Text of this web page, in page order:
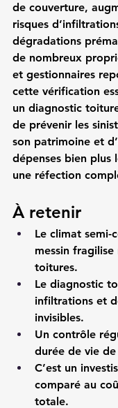
de couverture,
risques
dégradations
de nombreux
et gestionnaires
cette vérification
un diagnostic
de prévenir les
son patrimoine et
dépenses bien plus
une réfection
À retenir
Le climat semi-
messin
toitures.
Le diagnostic
infiltrations et
invisibles.
Un contrôle
durée de vie
C’est un
comparé au
totale.